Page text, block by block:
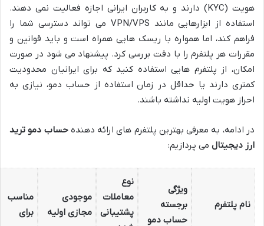
هویت (KYC) دارند و به کاربران ایرانی اجازه فعالیت نمی دهند.
استفاده از ابزارهایی مانند VPN/VPS می تواند دسترسی شما را
فراهم کند، اما همواره با ریسک هایی همراه است و باید قوانین و
مقررات هر پلتفرم را با دقت بررسی کرد. پیشنهاد می شود در صورت
امکان، از پلتفرم هایی استفاده کنید که برای ایرانیان محدودیت
کمتری دارند یا حداقل در زمان استفاده از حساب دمو، نیازی به
احراز هویت اولیه نداشته باشند.
در ادامه، به معرفی بهترین پلتفرم های ارائه دهندهحساب دمو ترید
ارز دیجیتال می پردازیم:
نام پلتفرم
ویژگی
برجسته
حساب دمو
نوع
معاملات
پشتیبانی
موجودی
مجازی اولیه
مناسب
برای